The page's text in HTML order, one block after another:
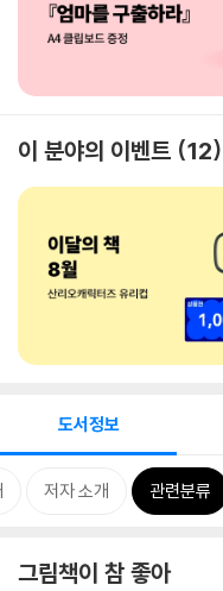
이 분야의 이벤트 12
도서정보
저자 소개 관련분류
그림책이 참 좋아